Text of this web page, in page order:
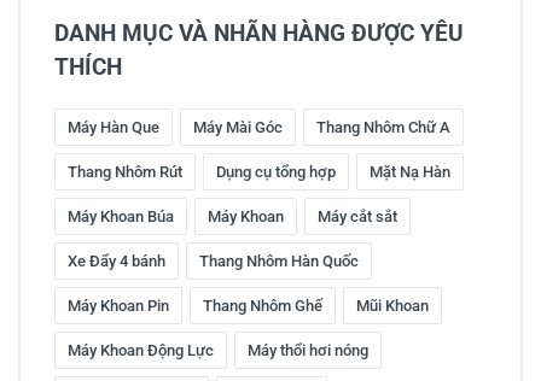
DANH MỤC VÀ NHÃN HÀNG ĐƯỢC YÊU
THÍCH
Máy Hàn Que Máy Mài Góc Thang Nhôm Chữ A
Thang Nhôm Rút Dụng cụ tổng hợp Mặt Nạ Hàn
Máy Khoan Búa Máy Khoan Máy cắt sắt
Xe Đẩy 4 bánh Thang Nhôm Hàn Quốc
Máy Khoan Pin Thang Nhôm Ghế Mũi Khoan
Máy Khoan Động Lực Máy thổi hơi nóng